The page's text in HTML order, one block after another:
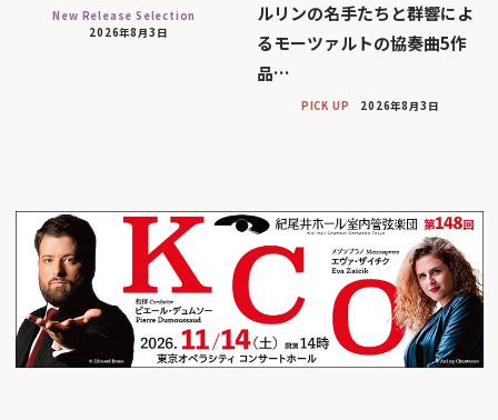
New Release Selection
2026年8月3日
ルリンの名手たちと群響によ
るモーツァルトの協奏曲5作
品…
PICK UP 2026年8月3日